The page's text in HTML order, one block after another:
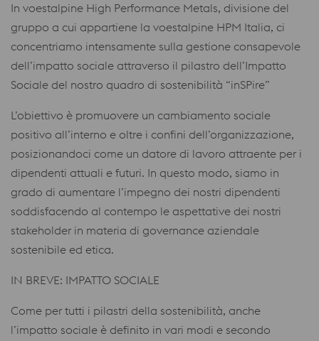
In voestalpine High Performance Metals, divisione del
gruppo a cui appartiene la voestalpine HPM Italia, ci
concentriamo intensamente sulla gestione consapevole
dell’impatto sociale attraverso il pilastro dell’Impatto
Sociale del nostro quadro di sostenibilità “inSPire”
L’obiettivo è promuovere un cambiamento sociale
positivo all’interno e oltre i confini dell’organizzazione,
posizionandoci come un datore di lavoro attraente per i
dipendenti attuali e futuri. In questo modo, siamo in
grado di aumentare l’impegno dei nostri dipendenti
soddisfacendo al contempo le aspettative dei nostri
stakeholder in materia di governance aziendale
sostenibile ed etica.
IN BREVE: IMPATTO SOCIALE
Come per tutti i pilastri della sostenibilità, anche
l’impatto sociale è definito in vari modi e secondo